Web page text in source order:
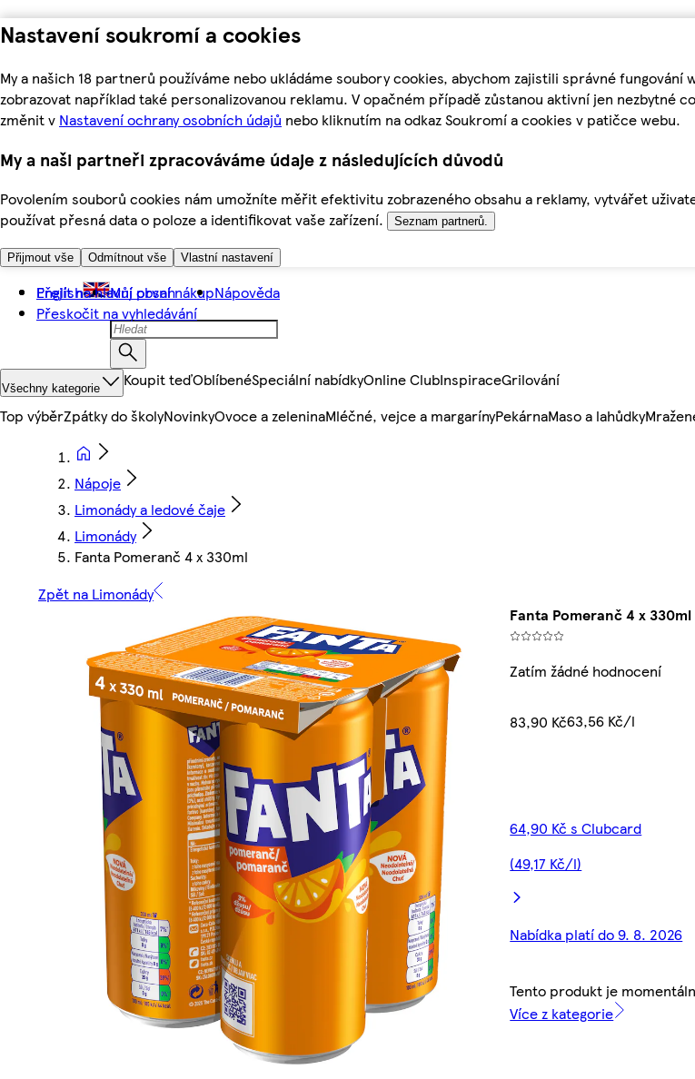
Nastavení soukromí a cookies
My a našich 18 partnerů používáme nebo ukládáme soubory cookies, abychom zajistili správné
zobrazovat například také personalizovanou reklamu. V opačném případě zůstanou aktivní jen nezbytné
změnit v Nastavení ochrany osobních údajů nebo kliknutím na odkaz Soukromí a cookies v patičce webu.
My a naši partneři zpracováváme údaje z následujících důvodů
Povolením souborů cookies nám umožníte měřit efektivitu zobrazeného obsahu a reklamy, vytvářet
používat přesná data o poloze a identifikovat vaše zařízení.
Seznam partnerů.
Přijmout vše Odmítnout vše Vlastní nastavení
Přejít na hlavní obsah
Přeskočit na vyhledávání
English Můj první nákupNápověda
Všechny kategorie Koupit teďOblíbenéSpeciální nabídkyOnline ClubInspiraceGrilování
Top výběrZpátky do školyNovinkyOvoce a zeleninaMléčné, vejce a margarínyPekárnaMaso a lahůdky
Nápoje
Limonády a ledové čaje
Limonády
Fanta Pomeranč 4 x 330ml
Zpět na Limonády
Fanta Pomeranč 4 x 330ml
Zatím žádné hodnocení
83,90 Kč63,56 Kč/l
64,90 Kč s Clubcard
(49,17 Kč/l)
Nabídka platí do 9. 8. 2026
Tento produkt je
Více z kategorie